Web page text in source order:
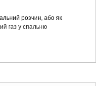
розчин, або як
газ у спальню